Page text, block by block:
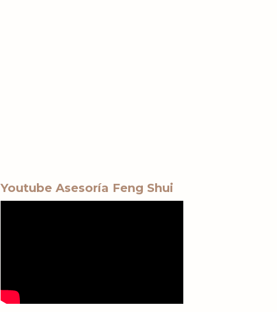
Youtube Asesoría Feng Shui